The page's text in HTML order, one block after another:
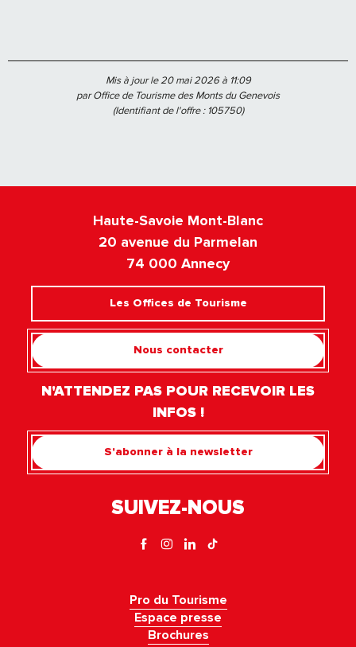
Mis à jour le 20 mai 2026 à 11:09
par Office de Tourisme des Monts du Genevois
(Identifiant de l'offre : 105750)
Haute-Savoie Mont-Blanc
20 avenue du Parmelan
74 000 Annecy
Les Offices de Tourisme
Nous contacter
N'ATTENDEZ PAS POUR RECEVOIR LES
INFOS !
S'abonner à la newsletter
SUIVEZ-NOUS
Pro du Tourisme
Espace presse
Brochures